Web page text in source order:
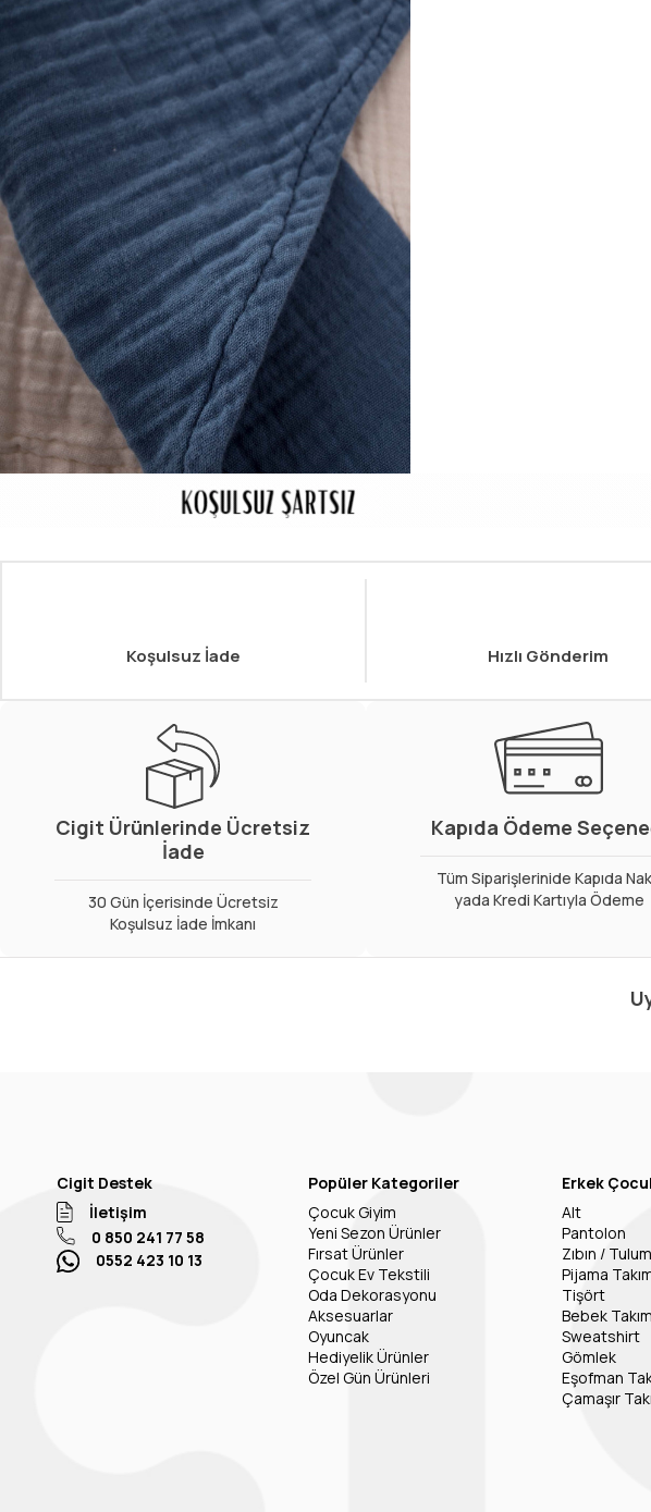
Koşulsuz İade Hızlı Gönderim
Cigit Ürünlerinde Ücretsiz
İade
30 Gün İçerisinde Ücretsiz
Koşulsuz İade İmkanı
Kapıda Ödeme
Tüm Siparişlerinide Kapıda
yada Kredi Kartıyla Ödeme
Cigit Destek
İletişim
0 850 241 77 58
0552 423 10 13
Popüler Kategoriler
Çocuk Giyim
Yeni Sezon Ürünler
Fırsat Ürünler
Çocuk Ev Tekstili
Oda Dekorasyonu
Aksesuarlar
Oyuncak
Hediyelik Ürünler
Özel Gün Ürünleri
Erkek
Alt
Pantolon
Zıbın / Tulum
Pijama
Tişört
Bebek Takım
Sweatshirt
Gömlek
Eşofman
Çamaşır